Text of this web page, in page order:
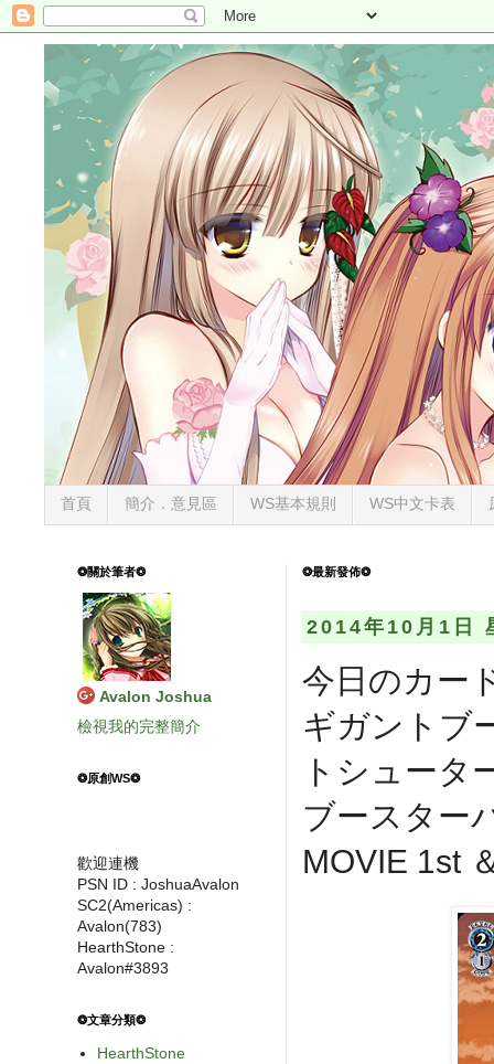
首頁 簡介．意見區 WS基本規則 WS中文卡表
❂最新發佈❂
2014年10月1日
今日のカー
ギガントブ
トシュータ
ブースター
MOVIE 1st
❂關於筆者❂
Avalon Joshua
檢視我的完整簡介
❂原創WS❂
歡迎連機
PSN ID : JoshuaAvalon
SC2(Americas) :
Avalon(783)
HearthStone :
Avalon#3893
❂文章分類❂
HearthStone